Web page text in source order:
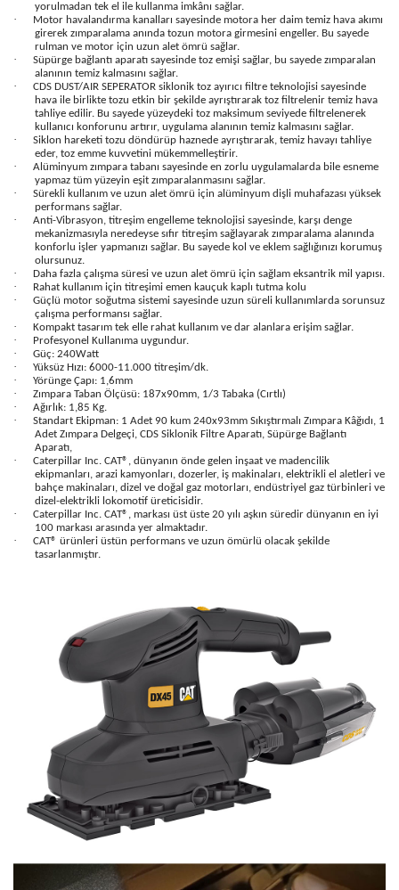
yorulmadan tek el ile kullanma imkânı sağlar.
·
Motor havalandırma kanalları sayesinde motora her daim temiz hava akımı
girerek zımparalama anında tozun motora girmesini engeller. Bu sayede
rulman ve motor için uzun alet ömrü sağlar.
·
Süpürge bağlantı aparatı sayesinde toz emişi sağlar, bu sayede zımparalan
alanının temiz kalmasını sağlar.
·
CDS DUST/AIR SEPERATOR siklonik toz ayırıcı filtre teknolojisi sayesinde
hava ile birlikte tozu etkin bir şekilde ayrıştırarak toz filtrelenir temiz hava
tahliye edilir. Bu sayede yüzeydeki toz maksimum seviyede filtrelenerek
kullanıcı konforunu artırır, uygulama alanının temiz kalmasını sağlar.
·
Siklon hareketi tozu döndürüp haznede ayrıştırarak, temiz havayı tahliye
eder, toz emme kuvvetini mükemmelleştirir.
·
Alüminyum zımpara tabanı sayesinde en zorlu uygulamalarda bile esneme
yapmaz tüm yüzeyin eşit zımparalanmasını sağlar.
·
Sürekli kullanım ve uzun alet ömrü için alüminyum dişli muhafazası yüksek
performans sağlar.
·
Anti-Vibrasyon, titreşim engelleme teknolojisi sayesinde, karşı denge
mekanizmasıyla neredeyse sıfır titreşim sağlayarak zımparalama alanında
konforlu işler yapmanızı sağlar. Bu sayede kol ve eklem sağlığınızı korumuş
olursunuz.
· Daha fazla çalışma süresi ve uzun alet ömrü için sağlam eksantrik mil yapısı.
· Rahat kullanım için titreşimi emen kauçuk kaplı tutma kolu
·
Güçlü motor soğutma sistemi sayesinde uzun süreli kullanımlarda sorunsuz
çalışma performansı sağlar.
· Kompakt tasarım tek elle rahat kullanım ve dar alanlara erişim sağlar.
· Profesyonel Kullanıma uygundur.
· Güç: 240Watt
· Yüksüz Hızı: 6000-11.000 titreşim/dk.
· Yörünge Çapı: 1,6mm
· Zımpara Taban Ölçüsü: 187x90mm, 1/3 Tabaka (Cırtlı)
· Ağırlık: 1,85 Kg.
·
Standart Ekipman: 1 Adet 90 kum 240x93mm Sıkıştırmalı Zımpara Kâğıdı, 1
Adet Zımpara Delgeçi, CDS Siklonik Filtre Aparatı, Süpürge Bağlantı
Aparatı,
·
Caterpillar Inc. CAT®, dünyanın önde gelen inşaat ve madencilik
ekipmanları, arazi kamyonları, dozerler, iş makinaları, elektrikli el aletleri ve
bahçe makinaları, dizel ve doğal gaz motorları, endüstriyel gaz türbinleri ve
dizel-elektrikli lokomotif üreticisidir.
·
Caterpillar Inc. CAT®, markası üst üste 20 yılı aşkın süredir dünyanın en iyi
100 markası arasında yer almaktadır.
·
CAT® ürünleri üstün performans ve uzun ömürlü olacak şekilde
tasarlanmıştır.